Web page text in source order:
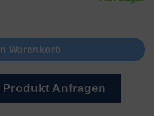
Warenkorb
Produkt Anfragen